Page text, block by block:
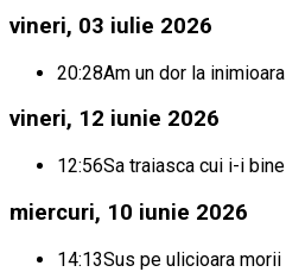
vineri, 03 iulie 2026
20:28Am un dor la inimioara
vineri, 12 iunie 2026
12:56Sa traiasca cui i-i bine
miercuri, 10 iunie 2026
14:13Sus pe ulicioara morii